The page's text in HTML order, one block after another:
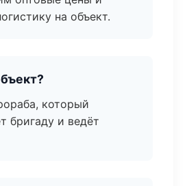
на объект.
который
бригаду и ведёт